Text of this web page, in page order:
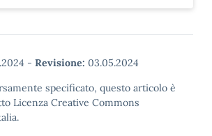
- Revisione: 03.05.2024
specificato, questo articolo è
Licenza Creative Commons